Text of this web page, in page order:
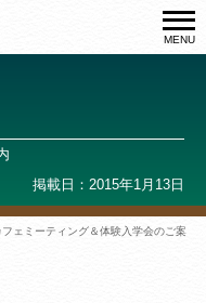
MENU
掲載日：2015年1月13日
フェミーティング＆体験入学会のご案